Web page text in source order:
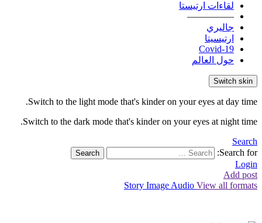
لقاءات ارتيستا
—————
جاليري
ارتيسيتا
Covid-19
حول العالم
Switch skin
Switch to the light mode that's kinder on your eyes at day time.
Switch to the dark mode that's kinder on your eyes at night time.
Search
Search for:
Search
Login
Add post
Story Image Audio View all formats